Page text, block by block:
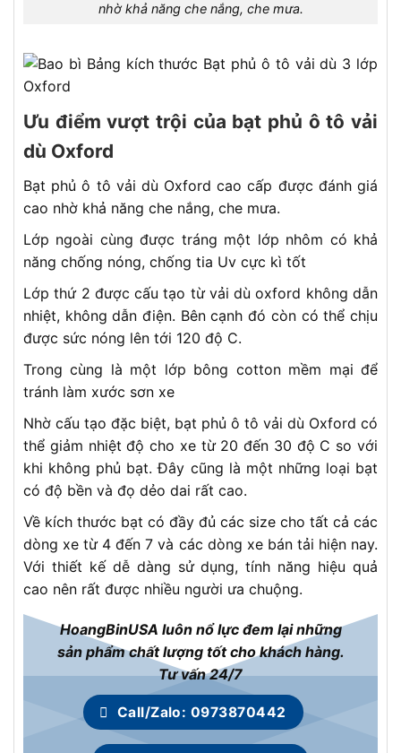
nhờ khả năng che nắng, che mưa.
Ưu điểm vượt trội của bạt phủ ô tô vải
dù Oxford
Bạt phủ ô tô vải dù Oxford cao cấp được đánh giá
cao nhờ khả năng che nắng, che mưa.
Lớp ngoài cùng được tráng một lớp nhôm có khả
năng chống nóng, chống tia Uv cực kì tốt
Lớp thứ 2 được cấu tạo từ vải dù oxford không dẫn
nhiệt, không dẫn điện. Bên cạnh đó còn có thể chịu
được sức nóng lên tới 120 độ C.
Trong cùng là một lớp bông cotton mềm mại để
tránh làm xước sơn xe
Nhờ cấu tạo đặc biệt, bạt phủ ô tô vải dù Oxford có
thể giảm nhiệt độ cho xe từ 20 đến 30 độ C so với
khi không phủ bạt. Đây cũng là một những loại bạt
có độ bền và đọ dẻo dai rất cao.
Về kích thước bạt có đầy đủ các size cho tất cả các
dòng xe từ 4 đến 7 và các dòng xe bán tải hiện nay.
Với thiết kế dễ dàng sử dụng, tính năng hiệu quả
cao nên rất được nhiều người ưa chuộng.
HoangBinUSA luôn nổ lực đem lại những
sản phẩm chất lượng tốt cho khách hàng.
Tư vấn 24/7
Call/Zalo: 0973870442